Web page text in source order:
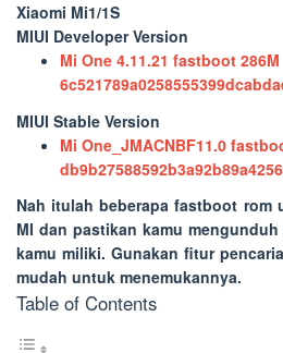
Xiaomi Mi1/1S
MIUI Developer Version
Mi One 4.11.21 fastboot 286M
MIUI Stable Version
Mi One_JMACNBF11.0
Nah itulah beberapa fastboot rom
MI dan pastikan kamu
kamu miliki. Gunakan fitur
mudah untuk menemukannya.
Table of Contents